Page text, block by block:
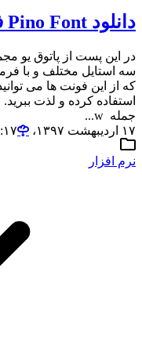
دانلود Pino Font فونت انگلیسی
که از این فونت ها می
استفاده کرده و لذت
جمله w...
۱۷ اردیبهشت ۱۳۹۷،‏ ۲۱:۱۷
نرم افزار